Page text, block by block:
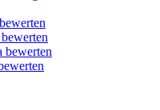
bewerten